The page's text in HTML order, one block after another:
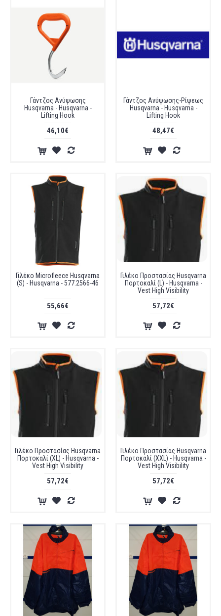
Γάντζος Ανύψωσης
Husqvarna - Husqvarna -
Lifting Hook
46,10€
Γάντζος Ανύψωσης-Ρίψεως
Husqvarna - Husqvarna -
Lifting Hook
48,47€
Γιλέκο Microfleece Husqvarna
(S) - Husqvarna - 577.2566-46
55,66€
Γιλέκο Προστασίας Husqvarna
Πορτοκαλί (L) - Husqvarna -
Vest High Visibility
57,72€
Γιλέκο Προστασίας Husqvarna
Πορτοκαλί (XL) - Husqvarna -
Vest High Visibility
57,72€
Γιλέκο Προστασίας Husqvarna
Πορτοκαλί (XXL) - Husqvarna -
Vest High Visibility
57,72€